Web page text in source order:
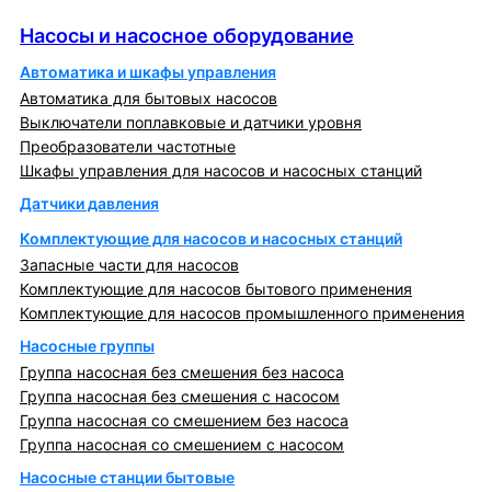
Насосы и насосное оборудование
Автоматика и шкафы управления
Автоматика для бытовых насосов
Выключатели поплавковые и датчики уровня
Преобразователи частотные
Шкафы управления для насосов и насосных станций
Датчики давления
Комплектующие для насосов и насосных станций
Запасные части для насосов
Комплектующие для насосов бытового применения
Комплектующие для насосов промышленного применения
Насосные группы
Группа насосная без смешения без насоса
Группа насосная без смешения с насосом
Группа насосная со смешением без насоса
Группа насосная со смешением с насосом
Насосные станции бытовые